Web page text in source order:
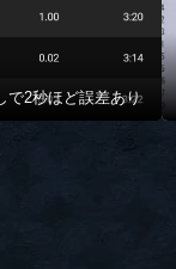
で2秒ほど誤差あり